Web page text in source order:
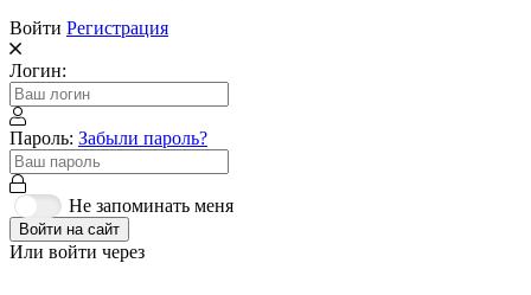
Войти Регистрация
Логин:
Пароль: Забыли пароль?
Не запоминать меня
Войти на сайт
Или войти через